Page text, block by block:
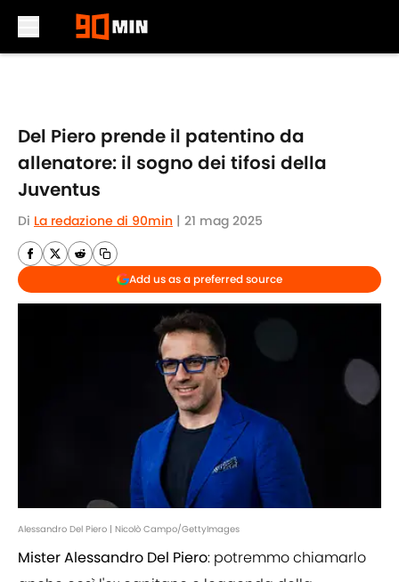
Del Piero prende il patentino da
allenatore: il sogno dei tifosi della
Juventus
Di La redazione di 90min | 21 mag 2025
Add us as a preferred source
Alessandro Del Piero | Nicolò Campo/GettyImages
Mister Alessandro Del Piero: potremmo chiamarlo